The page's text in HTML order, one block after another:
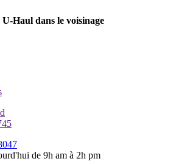
Haul dans le voisinage
de 9h am à 2h pm